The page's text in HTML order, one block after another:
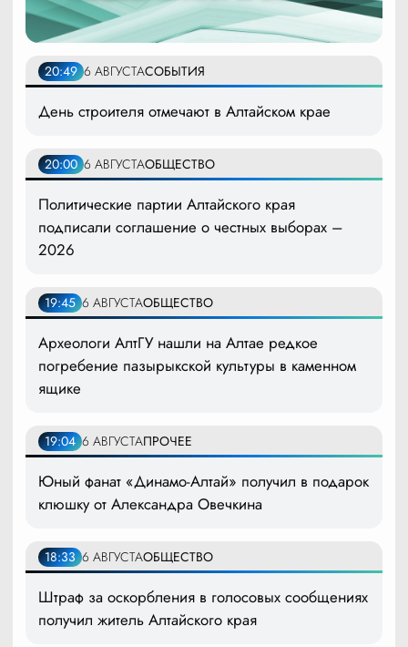
20:49 6 АВГУСТАСОБЫТИЯ
День строителя отмечают в Алтайском крае
20:00 6 АВГУСТАОБЩЕСТВО
Политические партии Алтайского края
подписали соглашение о честных выборах –
2026
19:45 6 АВГУСТАОБЩЕСТВО
Археологи АлтГУ нашли на Алтае редкое
погребение пазырыкской культуры в каменном
ящике
19:04 6 АВГУСТАПРОЧЕЕ
Юный фанат «Динамо-Алтай» получил в подарок
клюшку от Александра Овечкина
18:33 6 АВГУСТАОБЩЕСТВО
Штраф за оскорбления в голосовых сообщениях
получил житель Алтайского края